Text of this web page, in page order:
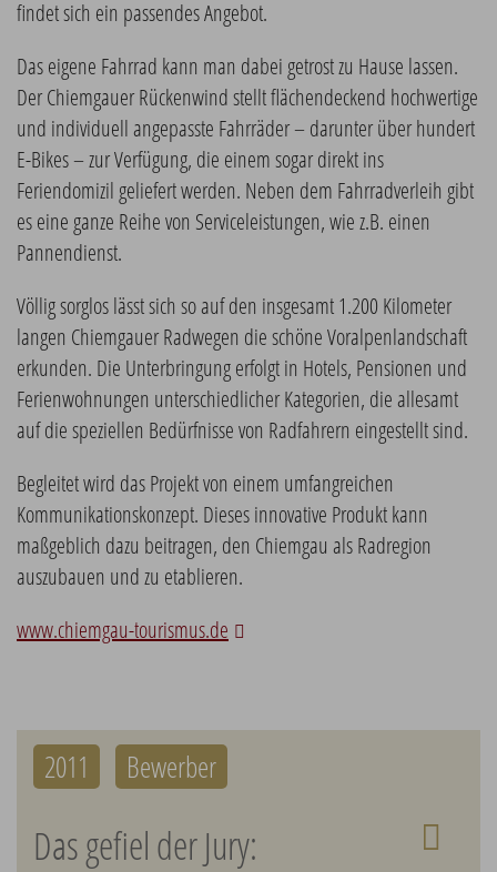
findet sich ein passendes Angebot.
Das eigene Fahrrad kann man dabei getrost zu Hause lassen.
Der Chiemgauer Rückenwind stellt flächendeckend hochwertige
und individuell angepasste Fahrräder – darunter über hundert
E-Bikes – zur Verfügung, die einem sogar direkt ins
Feriendomizil geliefert werden. Neben dem Fahrradverleih gibt
es eine ganze Reihe von Serviceleistungen, wie z.B. einen
Pannendienst.
Völlig sorglos lässt sich so auf den insgesamt 1.200 Kilometer
langen Chiemgauer Radwegen die schöne Voralpenlandschaft
erkunden. Die Unterbringung erfolgt in Hotels, Pensionen und
Ferienwohnungen unterschiedlicher Kategorien, die allesamt
auf die speziellen Bedürfnisse von Radfahrern eingestellt sind.
Begleitet wird das Projekt von einem umfangreichen
Kommunikationskonzept. Dieses innovative Produkt kann
maßgeblich dazu beitragen, den Chiemgau als Radregion
auszubauen und zu etablieren.
www.chiemgau-tourismus.de
2011 Bewerber
Das gefiel der Jury: